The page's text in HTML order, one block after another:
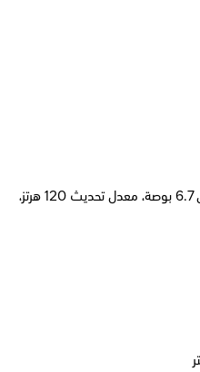
شاشة Super AMOLED مقاس 6.7 بوصة، معدل تحديث 120 هرتز،